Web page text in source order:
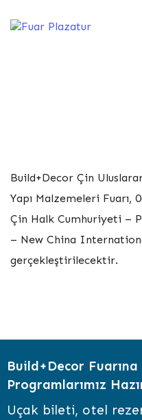
Build+Decor Çin
Yapı Malzemeleri
Çin Halk Cumhuriyeti –
– New China
gerçekleştirilecektir.
Build+Decor
Programlarımız
Uçak bileti, otel